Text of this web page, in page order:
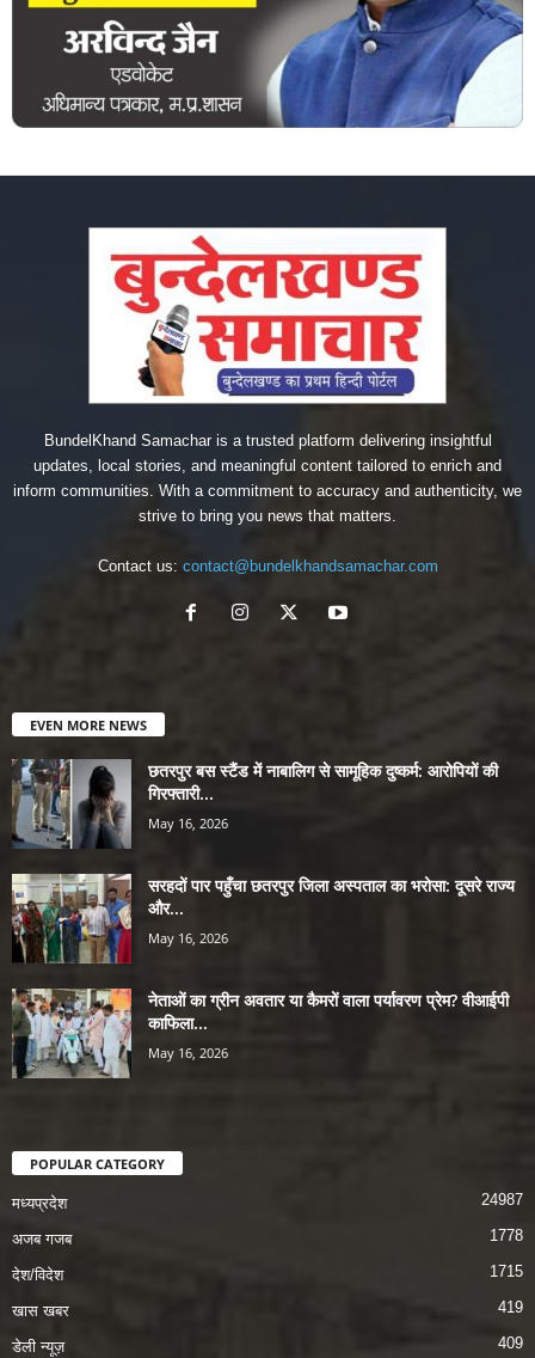
BundelKhand Samachar is a trusted platform delivering insightful
updates, local stories, and meaningful content tailored to enrich and
inform communities. With a commitment to accuracy and authenticity, we
strive to bring you news that matters.
Contact us: contact@bundelkhandsamachar.com
EVEN MORE NEWS
छतरपुर बस स्टैंड में नाबालिग से सामूहिक दुष्कर्म: आरोपियों की
गिरफ्तारी...
May 16, 2026
सरहदों पार पहुँचा छतरपुर जिला अस्पताल का भरोसा: दूसरे राज्य
और...
May 16, 2026
नेताओं का ग्रीन अवतार या कैमरों वाला पर्यावरण प्रेम? वीआईपी
काफिला...
May 16, 2026
POPULAR CATEGORY
मध्यप्रदेश 24987
अजब गजब 1778
देश/विदेश 1715
खास खबर 419
डेली न्यूज़ 409